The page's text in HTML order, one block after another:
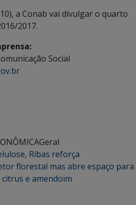
a Conab vai divulgar o quarto
2017.
Social
Geral
Ribas reforça
florestal mas abre espaço para
e amendoim